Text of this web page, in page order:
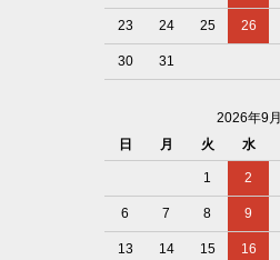
23 24 25 26
30 31
2026年9月
日
月 火 水
1 2
6 7 8 9
13 14 15 16